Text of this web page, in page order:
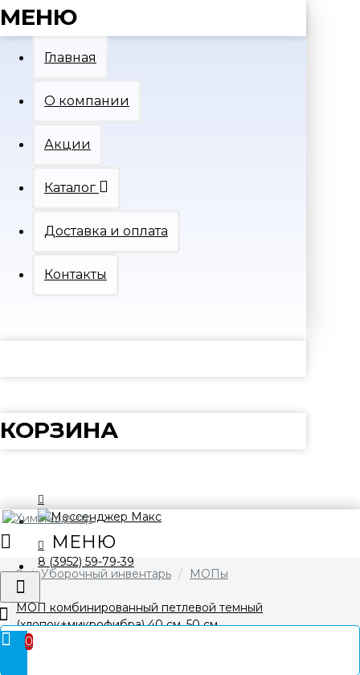
МЕНЮ
Главная
О компании
Акции
Каталог
Доставка и оплата
Контакты
КОРЗИНА
8 (3952) 59-79-39
0
Уборочный инвентарь МОПы
МОП комбинированный петлевой темный
(хлопок+микрофибра) 40 см, 50 см